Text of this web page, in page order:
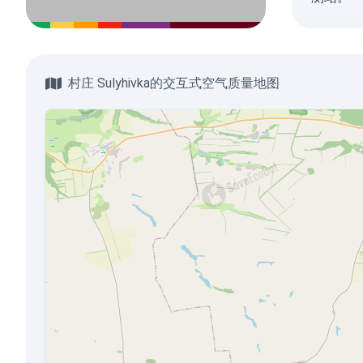
村庄 Sulyhivka的交互式空气质量地图